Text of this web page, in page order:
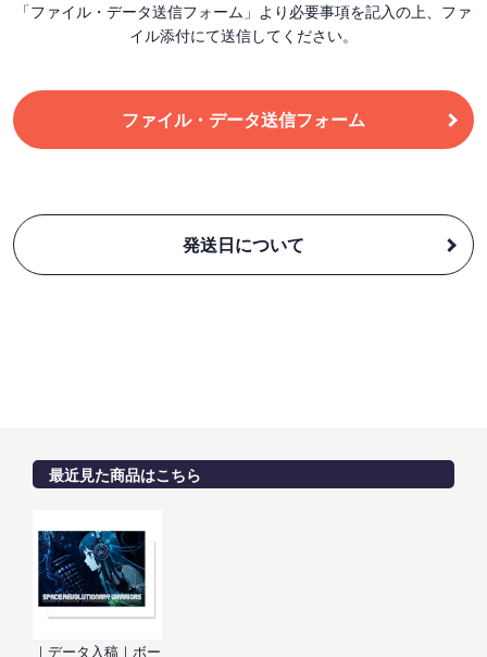
「ファイル・データ送信フォーム」より必要事項を記入の上、ファ
イル添付にて送信してください。
ファイル・データ送信フォーム
発送日について
最近見た商品はこちら
｜データ入稿｜ボー